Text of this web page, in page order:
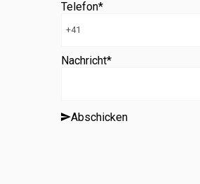
Telefon*
Nachricht*
Abschicken